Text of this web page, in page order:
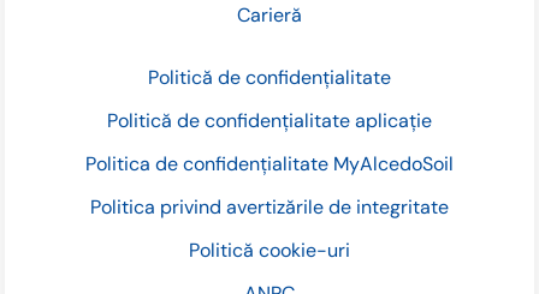
Carieră
Politică de confidențialitate
Politică de confidențialitate aplicație
Politica de confidențialitate MyAlcedoSoil
Politica privind avertizările de integritate
Politică cookie-uri